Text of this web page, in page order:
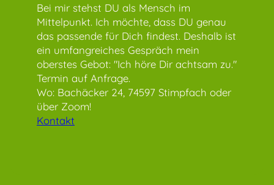
Bei mir stehst DU als Mensch im
Mittelpunkt. Ich möchte, dass DU genau
das passende für Dich findest. Deshalb ist
ein umfangreiches Gespräch mein
oberstes Gebot: "Ich höre Dir achtsam zu."
Termin auf Anfrage.
Wo: Bachäcker 24, 74597 Stimpfach oder
über Zoom!
Kontakt